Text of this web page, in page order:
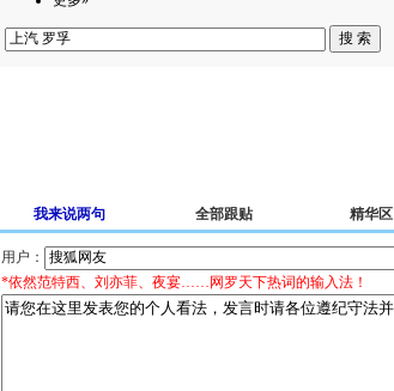
我来说两句 全部跟贴 精华区
用户：
*依然范特西、刘亦菲、夜宴……网罗天下热词的输入法！